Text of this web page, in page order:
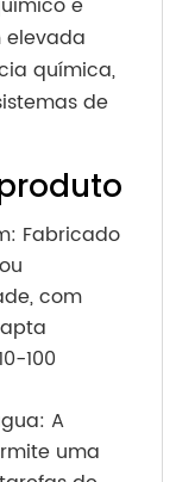
elevada
química,
de
Fabricado
com
100
A
uma